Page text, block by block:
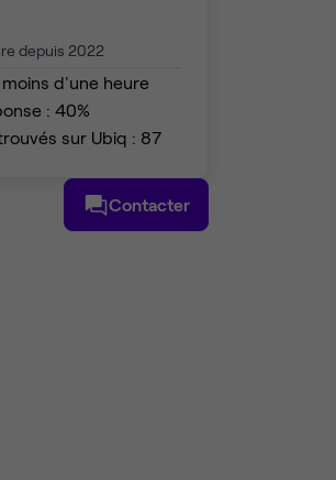
depuis 2022
d'une heure
: 40%
sur Ubiq : 87
Contacter